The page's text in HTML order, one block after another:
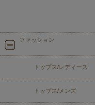
ファッション
トップス/レディース
トップス/メンズ